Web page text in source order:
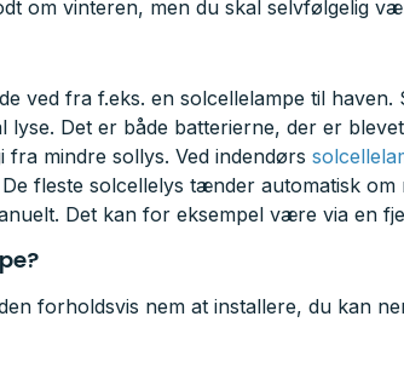
om vinteren, men du skal selvfølgelig
ved fra f.eks. en solcellelampe til
Det er både batterierne, der er
mindre sollys. Ved indendørs
fleste solcellelys tænder automatisk
Det kan for eksempel være via en
forholdsvis nem at installere, du kan